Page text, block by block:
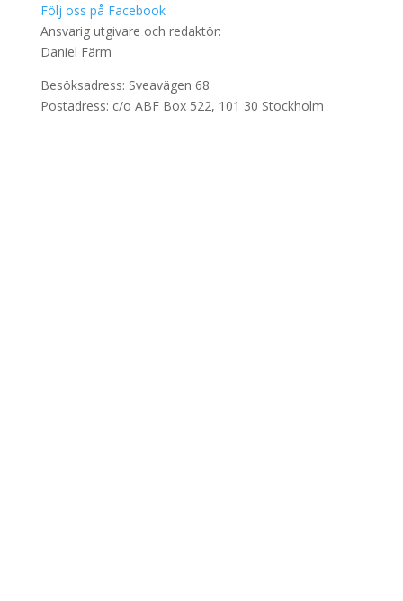
Följ oss på Facebook
Ansvarig utgivare och redaktör:
Daniel Färm
Besöksadress: Sveavägen 68
Postadress: c/o ABF Box 522, 101 30 Stockholm